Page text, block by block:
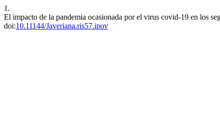
1.
El impacto de la pandemia ocasionada por el virus covid-19 en los
doi:10.11144/Javeriana.ris57.ipov